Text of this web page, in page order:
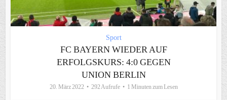
Sport
FC BAYERN WIEDER AUF
ERFOLGSKURS: 4:0 GEGEN
UNION BERLIN
20. März 2022 292 Aufrufe 1 Minuten zum Lesen